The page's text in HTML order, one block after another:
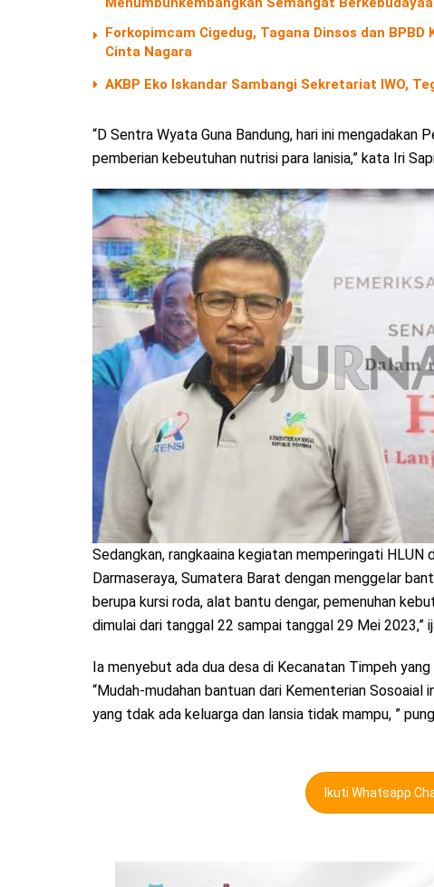
Forkopimcam Cigedug, Tagana Dinsos dan
Cinta Nagara
AKBP Eko Iskandar Sambangi Sekretariat IWO,
“D Sentra Wyata Guna Bandung, hari ini
pemberian kebeutuhan nutrisi para lanisia,” kata Iri
Sedangkan, rangkaaina kegiatan memperingati
Darmaseraya, Sumatera Barat dengan menggelar
berupa kursi roda, alat bantu dengar, pemenuhan
dimulai dari tanggal 22 sampai tanggal 29 Mei 2023,”
Ia menyebut ada dua desa di Kecanatan Timpeh
“Mudah-mudahan bantuan dari Kementerian
yang tdak ada keluarga dan lansia tidak mampu, ”
Ikuti Whatsapp